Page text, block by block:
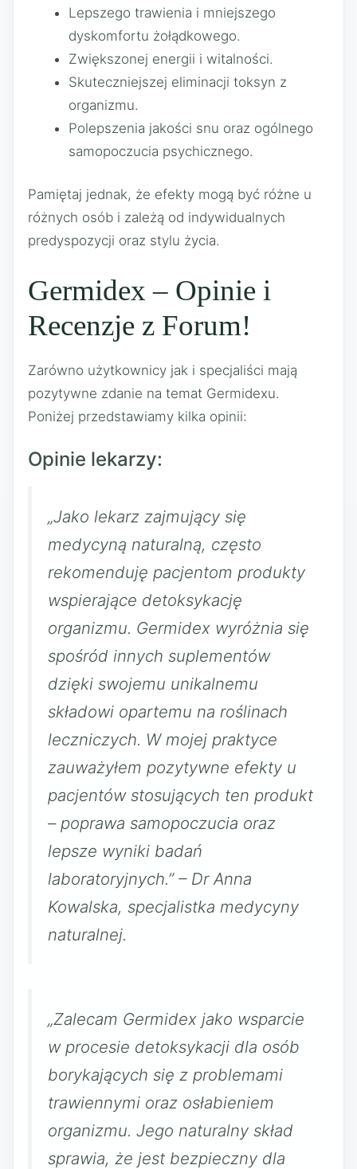
Lepszego trawienia i mniejszego
dyskomfortu żołądkowego.
Zwiększonej energii i witalności.
Skuteczniejszej eliminacji toksyn z
organizmu.
Polepszenia jakości snu oraz ogólnego
samopoczucia psychicznego.
Pamiętaj jednak, że efekty mogą być różne u
różnych osób i zależą od indywidualnych
predyspozycji oraz stylu życia.
Germidex – Opinie i
Recenzje z Forum!
Zarówno użytkownicy jak i specjaliści mają
pozytywne zdanie na temat Germidexu.
Poniżej przedstawiamy kilka opinii:
Opinie lekarzy:
„Jako lekarz zajmujący się
medycyną naturalną, często
rekomenduję pacjentom produkty
wspierające detoksykację
organizmu. Germidex wyróżnia się
spośród innych suplementów
dzięki swojemu unikalnemu
składowi opartemu na roślinach
leczniczych. W mojej praktyce
zauważyłem pozytywne efekty u
pacjentów stosujących ten produkt
– poprawa samopoczucia oraz
lepsze wyniki badań
laboratoryjnych.” – Dr Anna
Kowalska, specjalistka medycyny
naturalnej.
„Zalecam Germidex jako wsparcie
w procesie detoksykacji dla osób
borykających się z problemami
trawiennymi oraz osłabieniem
organizmu. Jego naturalny skład
sprawia, że jest bezpieczny dla